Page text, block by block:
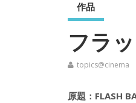
作品
フラ
topics@cinema
原題：FLASH